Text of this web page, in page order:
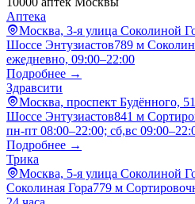
Аптека
Москва, 3-я улица Соколиной
Шоссе Энтузиастов789 м
ежедневно, 09:00–22:00
Подробнее →
Здравсити
Москва, проспект Будённого,
Шоссе Энтузиастов841 м
пн-пт 08:00–22:00; сб,вс
Подробнее →
Трика
Москва, 5-я улица Соколиной
Соколиная Гора779 м